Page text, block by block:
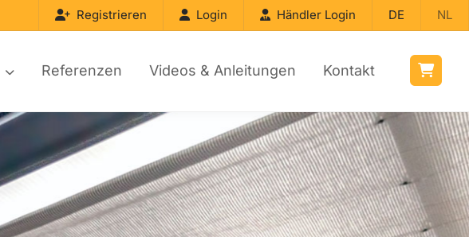
NL
DE
Händler Login
Login
Registrieren
Referenzen Videos & Anleitungen Kontakt